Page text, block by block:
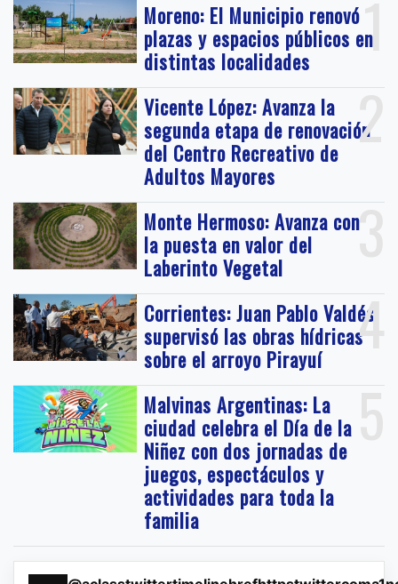
1
Moreno: El Municipio renovó
plazas y espacios públicos en
distintas localidades
2
Vicente López: Avanza la
segunda etapa de renovación
del Centro Recreativo de
Adultos Mayores
3
Monte Hermoso: Avanza con
la puesta en valor del
Laberinto Vegetal
4
Corrientes: Juan Pablo Valdés
supervisó las obras hídricas
sobre el arroyo Pirayuí
5
Malvinas Argentinas: La
ciudad celebra el Día de la
Niñez con dos jornadas de
juegos, espectáculos y
actividades para toda la
familia